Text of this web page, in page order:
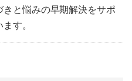
きと悩みの早期解決をサポ
す。